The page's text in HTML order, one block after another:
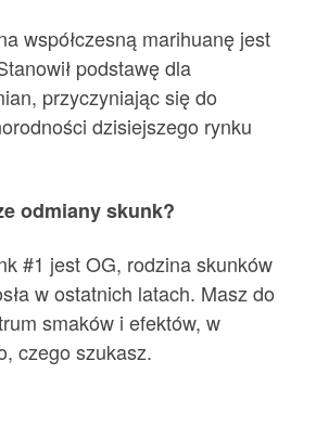
współczesną marihuanę jest
podstawę dla
przyczyniając się do
dzisiejszego rynku
odmiany skunk?
#1 jest OG, rodzina skunków
w ostatnich latach. Masz do
smaków i efektów, w
czego szukasz.